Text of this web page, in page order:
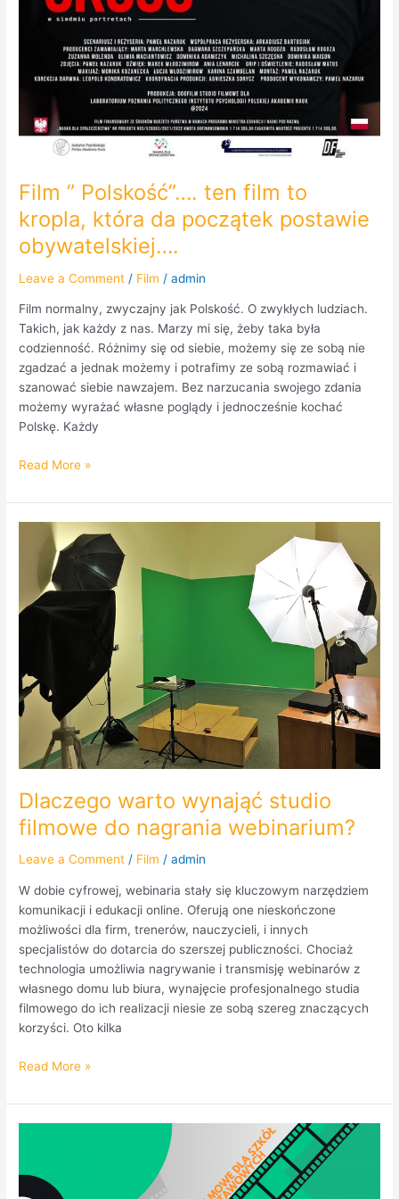
Film ” Polskość”…. ten film to
kropla, która da początek postawie
obywatelskiej….
Leave a Comment / Film /admin
Film normalny, zwyczajny jak Polskość. O zwykłych ludziach.
Takich, jak każdy z nas. Marzy mi się, żeby taka była
codzienność. Różnimy się od siebie, możemy się ze sobą nie
zgadzać a jednak możemy i potrafimy ze sobą rozmawiać i
szanować siebie nawzajem. Bez narzucania swojego zdania
możemy wyrażać własne poglądy i jednocześnie kochać
Polskę. Każdy
Read More »
Dlaczego warto wynająć studio
filmowe do nagrania webinarium?
Leave a Comment / Film /admin
W dobie cyfrowej, webinaria stały się kluczowym narzędziem
komunikacji i edukacji online. Oferują one nieskończone
możliwości dla firm, trenerów, nauczycieli, i innych
specjalistów do dotarcia do szerszej publiczności. Chociaż
technologia umożliwia nagrywanie i transmisję webinarów z
własnego domu lub biura, wynajęcie profesjonalnego studia
filmowego do ich realizacji niesie ze sobą szereg znaczących
korzyści. Oto kilka
Dlaczego
wynająć
studio
filmowe
Read More »
Ośrodku